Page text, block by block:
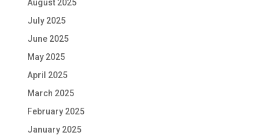
August 2025
July 2025
June 2025
May 2025
April 2025
March 2025
February 2025
January 2025